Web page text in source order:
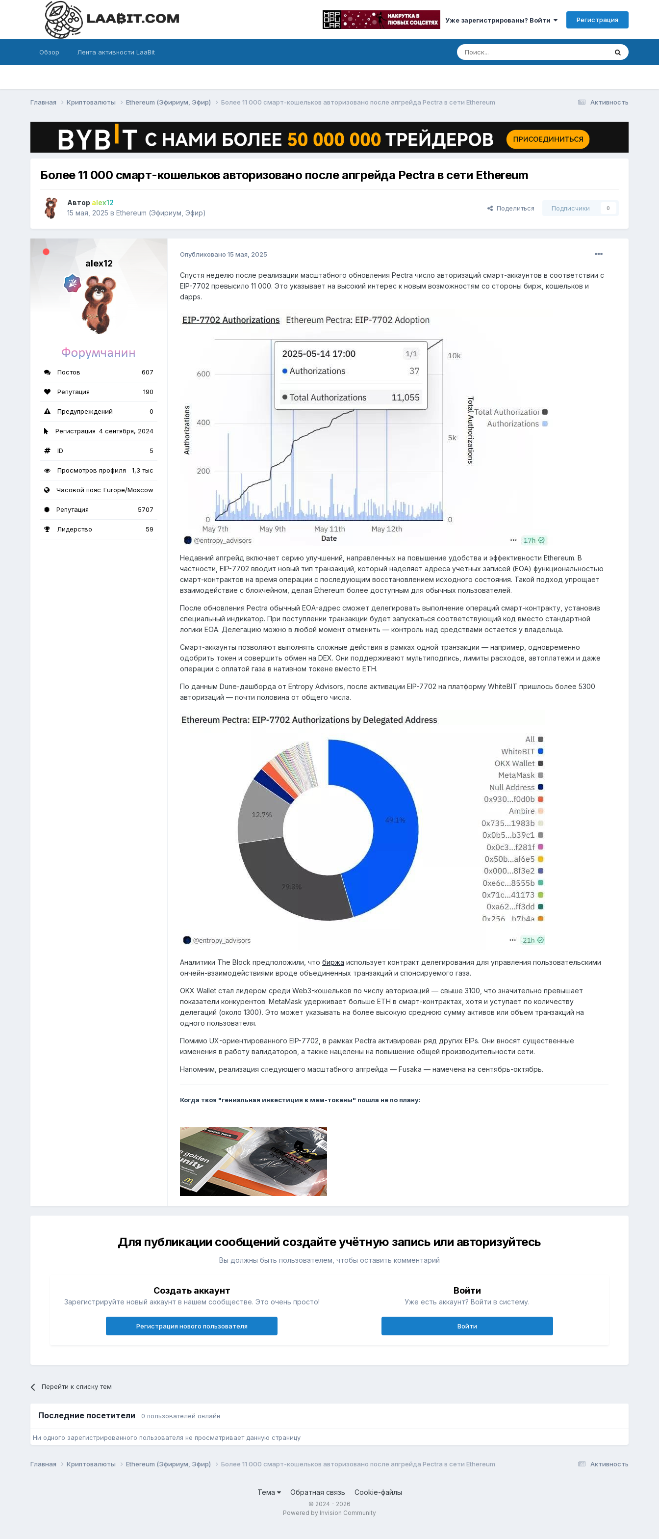
Уже зарегистрированы? Войти Регистрация
Обзор Лента активности LaaBit
Активность
Главная Криптовалюты Ethereum (Эфириум, Эфир) Более 11 000 смарт-кошельков авторизовано после апгрейда Pectra в сети Ethereum
Более 11 000 смарт-кошельков авторизовано после апгрейда Pectra в сети Ethereum
Автор alex12
15 мая, 2025 вEthereum (Эфириум, Эфир)
Поделиться Подписчики 0
alex12
Постов 607
Репутация 190
Предупреждений 0
Регистрация 4 сентября, 2024
ID 5
Просмотров профиля 1,3 тыс
Часовой пояс Europe/Moscow
Репутация 5707
Лидерство 59
Опубликовано15 мая, 2025
Спустя неделю после реализации масштабного обновления Pectra число авторизаций смарт-аккаунтов в соответствии с
EIP-7702 превысило 11 000. Это указывает на высокий интерес к новым возможностям со стороны бирж, кошельков и
dapps.
Недавний апгрейд включает серию улучшений, направленных на повышение удобства и эффективности Ethereum. В
частности, EIP-7702 вводит новый тип транзакций, который наделяет адреса учетных записей (EOA) функциональностью
смарт-контрактов на время операции с последующим восстановлением исходного состояния. Такой подход упрощает
взаимодействие с блокчейном, делая Ethereum более доступным для обычных пользователей.
После обновления Pectra обычный EOA-адрес сможет делегировать выполнение операций смарт-контракту, установив
специальный индикатор. При поступлении транзакции будет запускаться соответствующий код вместо стандартной
логики EOA. Делегацию можно в любой момент отменить — контроль над средствами остается у владельца.
Смарт-аккаунты позволяют выполнять сложные действия в рамках одной транзакции — например, одновременно
одобрить токен и совершить обмен на DEX. Они поддерживают мультиподпись, лимиты расходов, автоплатежи и даже
операции с оплатой газа в нативном токене вместо ETH.
По данным Dune-дашборда от Entropy Advisors, после активации EIP-7702 на платформу WhiteBIT пришлось более 5300
авторизаций — почти половина от общего числа.
Аналитики The Block предположили, чтобиржа использует контракт делегирования для управления пользовательскими
ончейн-взаимодействиями вроде объединенных транзакций и спонсируемого газа.
OKX Wallet стал лидером среди Web3-кошельков по числу авторизаций — свыше 3100, что значительно превышает
показатели конкурентов. MetaMask удерживает больше ETH в смарт-контрактах, хотя и уступает по количеству
делегаций (около 1300). Это может указывать на более высокую среднюю сумму активов или объем транзакций на
одного пользователя.
Помимо UX-ориентированного EIP-7702, в рамках Pectra активирован ряд других EIPs. Они вносят существенные
изменения в работу валидаторов, а также нацелены на повышение общей производительности сети.
Напомним, реализация следующего масштабного апгрейда — Fusaka — намечена на сентябрь-октябрь.
Когда твоя "гениальная инвестиция в мем-токены" пошла не по плану:
Для публикации сообщений создайте учётную запись или авторизуйтесь
Вы должны быть пользователем, чтобы оставить комментарий
Создать аккаунт
Зарегистрируйте новый аккаунт в нашем сообществе. Это очень просто!
Регистрация нового пользователя
Войти
Уже есть аккаунт? Войти в систему.
Войти
Перейти к списку тем
Последние посетители 0 пользователей онлайн
Ни одного зарегистрированного пользователя не просматривает данную страницу
Активность
Главная Криптовалюты Ethereum (Эфириум, Эфир) Более 11 000 смарт-кошельков авторизовано после апгрейда Pectra в сети Ethereum
Тема Обратная связь Cookie-файлы
© 2024 - 2026
Powered by Invision Community